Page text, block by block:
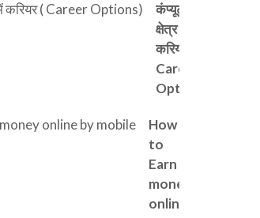
कंप्यूटर के
क्षेत्र में
करियर (
Career
Options)
How
to
Earn
money
online